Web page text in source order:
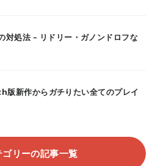
対処法 – リドリー・ガノンドロフな
新作からガチりたい全てのプレイ
リーの記事一覧